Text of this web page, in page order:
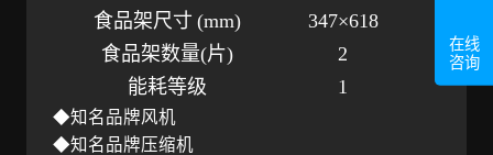
食品架尺寸 (mm)
347×618
食品架数量(片)
2
能耗等级
1
◆知名品牌风机
◆知名品牌压缩机
在线
咨询